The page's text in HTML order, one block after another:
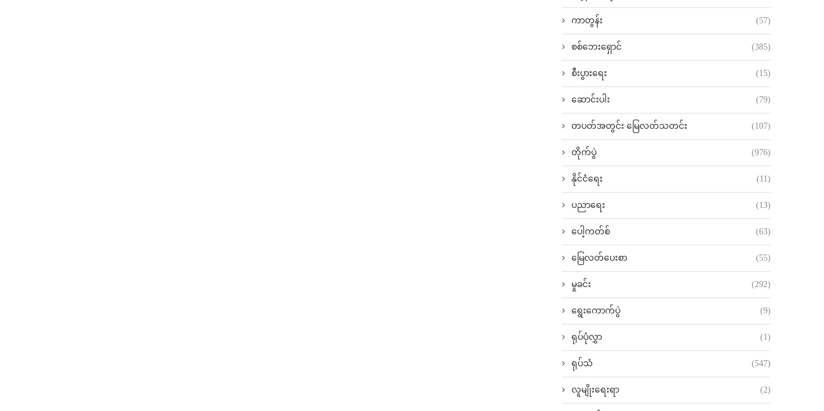
ကာတွန်း (57)
စစ်ဘေးရှောင် (385)
စီးပွားရေး (15)
ဆောင်းပါး (79)
တပတ်အတွင်း မြေလတ်သတင်း (107)
တိုက်ပွဲ (976)
နိုင်ငံရေး (11)
ပညာရေး (13)
ပေါ့ကတ်စ် (63)
မြေလတ်ပေးစာ (55)
မှုခင်း (292)
ရွေးကောက်ပွဲ (9)
ရုပ်ပုံလွှာ (1)
ရုပ်သံ (547)
လူမျိုးရေးရာ (2)